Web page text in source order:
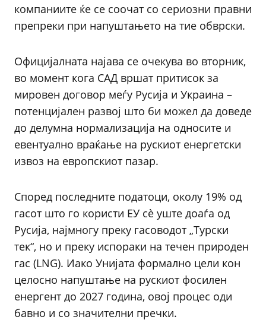
компаниите ќе се соочат со сериозни правни
препреки при напуштањето на тие обврски.
Официјалната најава се очекува во вторник,
во момент кога САД вршат притисок за
мировен договор меѓу Русија и Украина –
потенцијален развој што би можел да доведе
до делумна нормализација на односите и
евентуално враќање на рускиот енергетски
извоз на европскиот пазар.
Според последните податоци, околу 19% од
гасот што го користи ЕУ сè уште доаѓа од
Русија, најмногу преку гасоводот „Турски
тек“, но и преку испораки на течен природен
гас (LNG). Иако Унијата формално цели кон
целосно напуштање на рускиот фосилен
енергент до 2027 година, овој процес оди
бавно и со значителни пречки.